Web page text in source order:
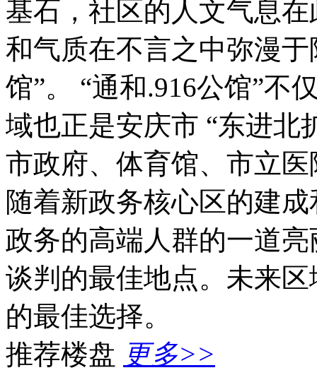
基石，社区的人文气息
和气质在不言之中弥漫
馆”。 “通和.916公馆”不
域也正是安庆市 “东进北
市政府、体育馆、市立
随着新政务核心区的建
政务的高端人群的一道
谈判的最佳地点。未来
的最佳选择。
推荐楼盘 更多>>